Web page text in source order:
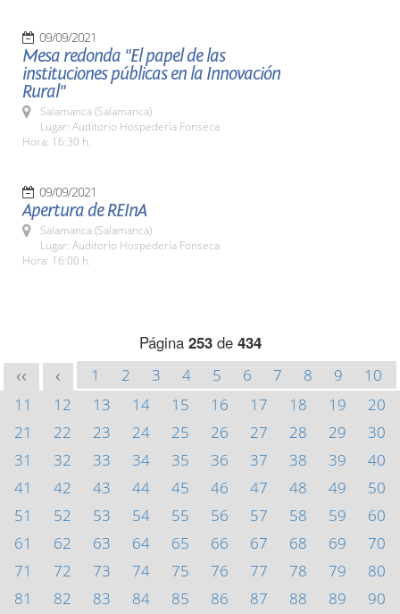
09/09/2021
Mesa redonda "El papel de las
instituciones públicas en la Innovación
Rural"
Salamanca (Salamanca)
Lugar: Auditorio Hospedería Fonseca
Hora: 16:30 h.
09/09/2021
Apertura de REInA
Salamanca (Salamanca)
Lugar: Auditorio Hospedería Fonseca
Hora: 16:00 h.
Página 253de 434
<< < 1 2 3 4 5 6 7 8 9
10
11
12 13 14 15 16 17 18 19
20
21
22 23 24 25 26 27 28 29
30
31
32 33 34 35 36 37 38 39
40
41
42 43 44 45 46 47 48 49
50
51
52 53 54 55 56 57 58 59
60
61
62 63 64 65 66 67 68 69
70
71
72 73 74 75 76 77 78 79
80
81
82 83 84 85 86 87 88 89
90